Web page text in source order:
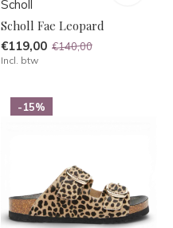
Scholl
Scholl Fae Leopard
€119,00 €140,00
Incl. btw
-15%